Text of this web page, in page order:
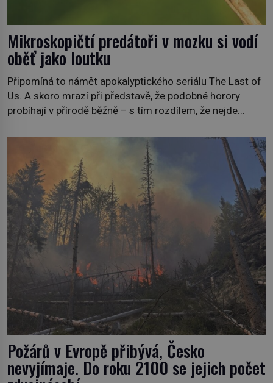
Mikroskopičtí predátoři v mozku si vodí
oběť jako loutku
Připomíná to námět apokalyptického seriálu The Last of
Us. A skoro mrazí při představě, že podobné horory
probíhají v přírodě běžně – s tím rozdílem, že nejde
dokáže ovládat jen vývojově nesrovnatelně jednodušší
živočichy, než je člověk. Najít skutečné zombie není nic
nemožného ani v naší přírodě. […]
Požárů v Evropě přibývá, Česko
nevyjímaje. Do roku 2100 se jejich počet